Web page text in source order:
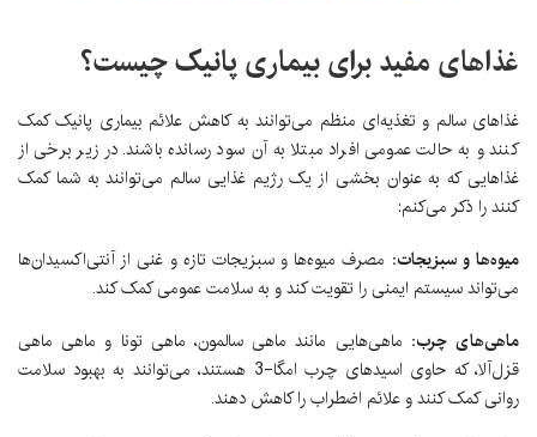
غذاهای مفید برای بیماری پانیک چیست؟
غذاهای سالم و تغذیه‌ای منظم می‌توانند به کاهش علائم بیماری پانیک کمک
کنند و به حالت عمومی افراد مبتلا به آن سود رسانده باشند. در زیر برخی از
غذاهایی که به عنوان بخشی از یک رژیم غذایی سالم می‌توانند به شما کمک
کنند را ذکر می‌کنم:
میوه‌ها و سبزیجات: مصرف میوه‌ها و سبزیجات تازه و غنی از آنتی‌اکسیدان‌ها
می‌تواند سیستم ایمنی را تقویت کند و به سلامت عمومی کمک کند.
ماهی‌های چرب: ماهی‌هایی مانند ماهی سالمون، ماهی تونا و ماهی ماهی
قزل‌آلا، که حاوی اسیدهای چرب امگا-3 هستند، می‌توانند به بهبود سلامت
روانی کمک کنند و علائم اضطراب را کاهش دهند.